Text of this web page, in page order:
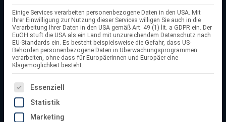
Kühltechnik, integriertem Monitoring und robustem Design
sind sie langlebig und wartungsarm. Diese Wechselrichter
sind ideal für mittelgroße Betriebe und Dachanlagen, die
ihren Eigenverbrauch optimieren und eine wirtschaftliche,
nachhaltige Stromversorgung sicherstellen möchten. So
stellst du sicher, dass deine Anlage dauerhaft effizient und
zuverlässig arbeitet.
Einige Services verarbeiten personenbezogene Daten in den USA. Mit
Ihrer Einwilligung zur Nutzung dieser Services willigen Sie auch in die
Verarbeitung Ihrer Daten in den USA gemäß Art. 49 (1) lit. a GDPR ein. Der
EuGH stuft die USA als ein Land mit unzureichendem Datenschutz nach
EU-Standards ein. Es besteht beispielsweise die Gefahr, dass US-
Behörden personenbezogene Daten in Überwachungsprogrammen
verarbeiten, ohne dass für Europäerinnen und Europäer eine
Klagemöglichkeit besteht.
ES FOLGT EINE LISTE DER SERVICE-GRUPPEN, FÜR
Essenziell
Statistik
Marketing